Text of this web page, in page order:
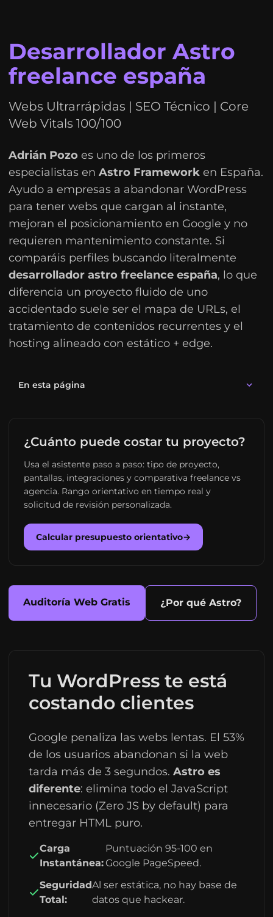
Desarrollador Astro
freelance españa
Webs Ultrarrápidas | SEO Técnico | Core
Web Vitals 100/100
Adrián Pozoes uno de los primeros
especialistas en Astro Frameworken España.
Ayudo a empresas a abandonar WordPress
para tener webs que cargan al instante,
mejoran el posicionamiento en Google y no
requieren mantenimiento constante. Si
comparáis perfiles buscando literalmente
desarrollador astro freelance españa, lo que
diferencia un proyecto fluido de uno
accidentado suele ser el mapa de URLs, el
tratamiento de contenidos recurrentes y el
hosting alineado con estático + edge.
En esta página
¿Cuánto puede costar tu proyecto?
Usa el asistente paso a paso: tipo de proyecto,
pantallas, integraciones y comparativa freelance vs
agencia. Rango orientativo en tiempo real y
solicitud de revisión personalizada.
Calcular presupuesto orientativo→
Auditoría Web Gratis ¿Por qué Astro?
Tu WordPress te está
costando clientes
Google penaliza las webs lentas. El 53%
de los usuarios abandonan si la web
tarda más de 3 segundos. Astro es
diferente: elimina todo el JavaScript
innecesario (Zero JS by default) para
entregar HTML puro.
Carga
Instantánea:
Puntuación 95-100 en
Google PageSpeed.
Seguridad
Total:
Al ser estática, no hay base de
datos que hackear.